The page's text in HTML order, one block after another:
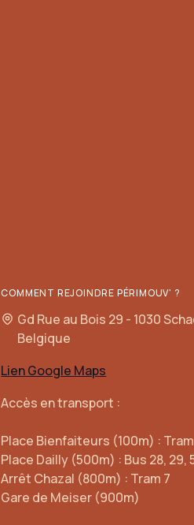
COMMENT REJOINDRE PÉRIMOUV' ?
Gd Rue au Bois 29 - 1030
Belgique
Lien Google Maps
Accès en transport :
Place Bienfaiteurs (100m) :
Place Dailly (500m) : Bus 28, 29,
Arrêt Chazal (800m) : Tram 7
Gare de Meiser (900m)